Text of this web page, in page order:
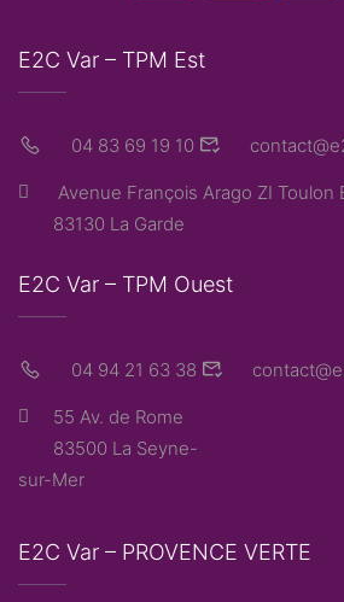
E2C Var – TPM Est
04 83 69 19 10
Avenue François Arago ZI Toulon
83130 La Garde
E2C Var – TPM Ouest
04 94 21 63 38
55 Av. de Rome
83500 La Seyne-
sur-Mer
E2C Var – PROVENCE VERTE